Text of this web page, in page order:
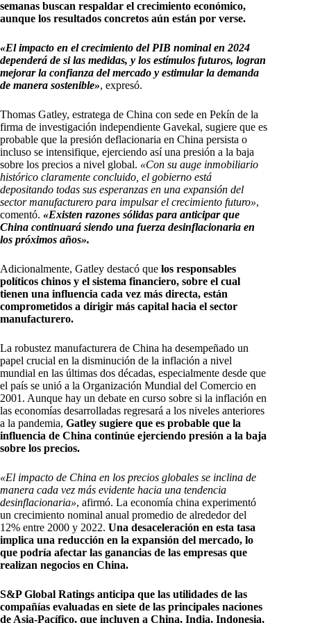
semanas buscan respaldar el crecimiento económico,
aunque los resultados concretos aún están por verse.
«El impacto en el crecimiento del PIB nominal en 2024
dependerá de si las medidas, y los estímulos futuros, logran
mejorar la confianza del mercado y estimular la demanda
de manera sostenible», expresó.
Thomas Gatley, estratega de China con sede en Pekín de la
firma de investigación independiente Gavekal, sugiere que es
probable que la presión deflacionaria en China persista o
incluso se intensifique, ejerciendo así una presión a la baja
sobre los precios a nivel global. «Con su auge inmobiliario
histórico claramente concluido, el gobierno está
depositando todas sus esperanzas en una expansión del
sector manufacturero para impulsar el crecimiento futuro»,
comentó. «Existen razones sólidas para anticipar que
China continuará siendo una fuerza desinflacionaria en
los próximos años».
Adicionalmente, Gatley destacó que los responsables
políticos chinos y el sistema financiero, sobre el cual
tienen una influencia cada vez más directa, están
comprometidos a dirigir más capital hacia el sector
manufacturero.
La robustez manufacturera de China ha desempeñado un
papel crucial en la disminución de la inflación a nivel
mundial en las últimas dos décadas, especialmente desde que
el país se unió a la Organización Mundial del Comercio en
2001. Aunque hay un debate en curso sobre si la inflación en
las economías desarrolladas regresará a los niveles anteriores
a la pandemia, Gatley sugiere que es probable que la
influencia de China continúe ejerciendo presión a la baja
sobre los precios.
«El impacto de China en los precios globales se inclina de
manera cada vez más evidente hacia una tendencia
desinflacionaria», afirmó. La economía china experimentó
un crecimiento nominal anual promedio de alrededor del
12% entre 2000 y 2022. Una desaceleración en esta tasa
implica una reducción en la expansión del mercado, lo
que podría afectar las ganancias de las empresas que
realizan negocios en China.
S&P Global Ratings anticipa que las utilidades de las
compañías evaluadas en siete de las principales naciones
de Asia-Pacífico, que incluyen a China, India, Indonesia,